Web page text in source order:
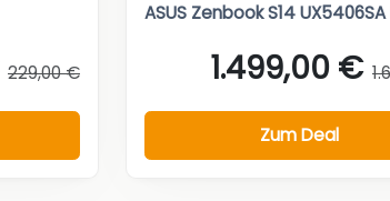
229,00 €
ASUS Zenbook S14
1.499,00 €
Zum Deal